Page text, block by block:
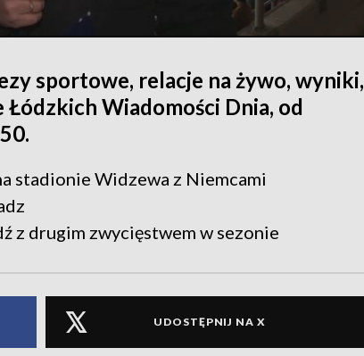
sportowe, relacje na żywo, wyniki,
Wiadomości Dnia, od
stadionie Widzewa z Niemcami
z drugim zwycięstwem w sezonie
UDOSTĘPNIJ NA X